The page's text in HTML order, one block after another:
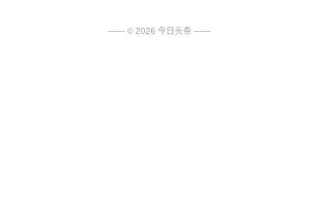
—— ©2026 今日头条 ——